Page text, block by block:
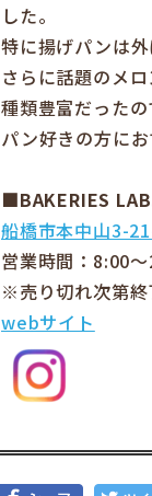
した。
特に揚げパンは
さらに話題のメ
種類豊富だった
パン好きの方にお
■BAKERIES
船橋市本中山3-
営業時間：8:00
※売り切れ次第終
webサイト